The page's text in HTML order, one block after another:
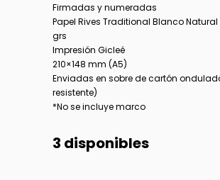
Firmadas y numeradas
Papel Rives Traditional Blanco Natural
grs
Impresión Gicleé
210×148 mm (A5)
Enviadas en sobre de cartón
resistente)
*No se incluye marco
3 disponibles